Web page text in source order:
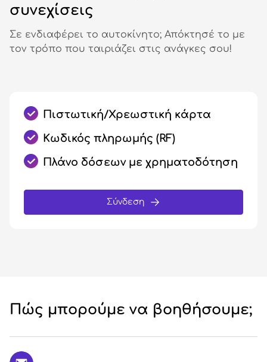
συνεχίσεις
Σε ενδιαφέρει το αυτοκίνητο; Απόκτησέ το με
τον τρόπο που ταιριάζει στις ανάγκες σου!
Πιστωτική/Χρεωστική κάρτα
Κωδικός πληρωμής (RF)
Πλάνο δόσεων με χρηματοδότηση
Σύνδεση
Πώς μπορούμε να βοηθήσουμε;